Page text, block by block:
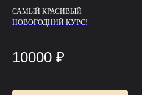
САМЫЙ КРАСИВЫЙ
НОВОГОДНИЙ КУРС!
10000 ₽